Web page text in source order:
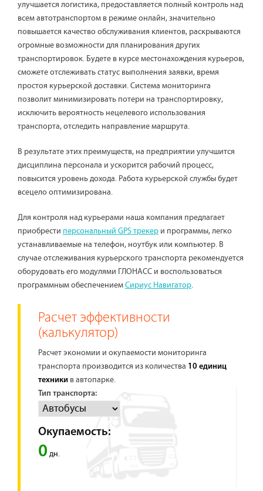
улучшается логистика, предоставляется полный контроль над
всем автотранспортом в режиме онлайн, значительно
повышается качество обслуживания клиентов, раскрываются
огромные возможности для планирования других
транспортировок. Будете в курсе местонахождения курьеров,
сможете отслеживать статус выполнения заявки, время
простоя курьерской доставки. Система мониторинга
позволит минимизировать потери на транспортировку,
исключить вероятность нецелевого использования
транспорта, отследить направление маршрута.
В результате этих преимуществ, на предприятии улучшится
дисциплина персонала и ускорится рабочий процесс,
повысится уровень дохода. Работа курьерской службы будет
всецело оптимизирована.
Для контроля над курьерами наша компания предлагает
приобрести персональный GPS трекер и программы, легко
устанавливаемые на телефон, ноутбук или компьютер. В
случае отслеживания курьерского транспорта рекомендуется
оборудовать его модулями ГЛОНАСС и воспользоваться
программным обеспечениемСириус Навигатор.
Расчет эффективности
(калькулятор)
Расчет экономии и окупаемости мониторинга
транспорта производится из количества 10 единиц
техники в автопарке.
Тип транспорта:
Окупаемость:
0 дн.